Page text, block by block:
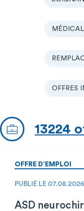
OFFRES
13224
OFFRE D’EMPLOI
PUBLIÉ LE
ASD